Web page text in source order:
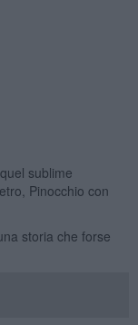
sublime
Pinocchio con
storia che forse